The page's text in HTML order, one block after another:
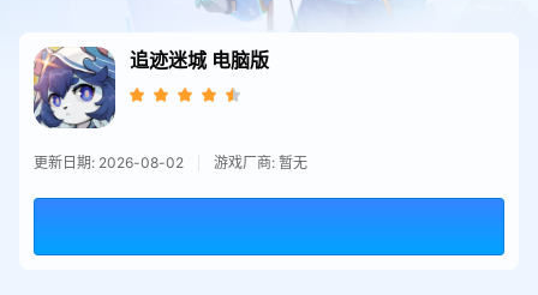
追迹迷城 电脑版
更新日期: 2026-08-02 游戏厂商: 暂无